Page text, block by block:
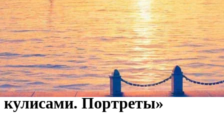
Выставка совместного
проекта Юрия Молодковца и
Александра Артемова
«Cirque du Soleil. За
кулисами. Портреты»